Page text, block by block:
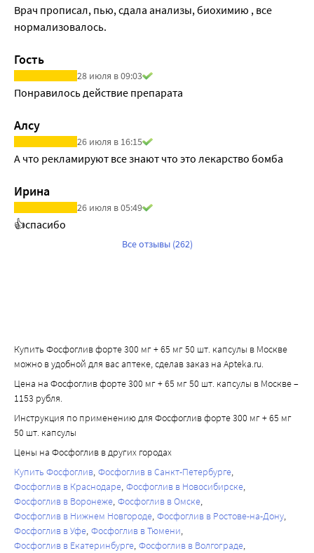
Врач прописал, пью, сдала анализы, биохимию , все
нормализовалось.
Гость
28 июля в 09:03
Понравилось действие препарата
Алсу
26 июля в 16:15
А что рекламируют все знают что это лекарство бомба
Ирина
26 июля в 05:49
👍спасибо
Все отзывы (262)
Купить Фосфоглив форте 300 мг + 65 мг 50 шт. капсулы в Москве
можно в удобной для вас аптеке, сделав заказ на Apteka.ru.
Цена на Фосфоглив форте 300 мг + 65 мг 50 шт. капсулы в Москве –
1153 рубля.
Инструкция по применению для Фосфоглив форте 300 мг + 65 мг
50 шт. капсулы
Цены на Фосфоглив в других городах
Купить Фосфоглив Фосфоглив в Санкт-Петербурге
Фосфоглив в Краснодаре Фосфоглив в Новосибирске
Фосфоглив в Воронеже Фосфоглив в Омске
Фосфоглив в Нижнем Новгороде Фосфоглив в Ростове-на-Дону
Фосфоглив в Уфе Фосфоглив в Тюмени
Фосфоглив в Екатеринбурге Фосфоглив в Волгограде